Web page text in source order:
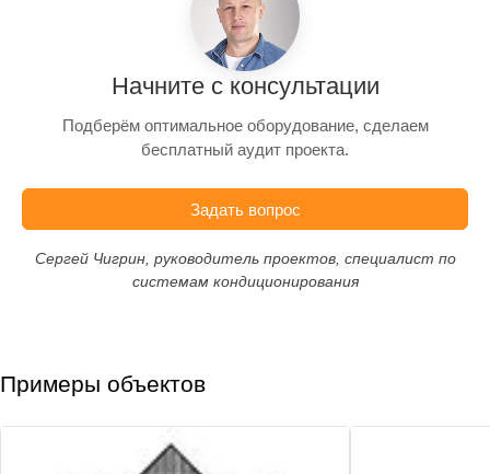
Начните с консультации
Подберём оптимальное оборудование, сделаем
бесплатный аудит проекта.
Задать вопрос
Сергей Чигрин, руководитель проектов, специалист по
системам кондиционирования
Примеры объектов